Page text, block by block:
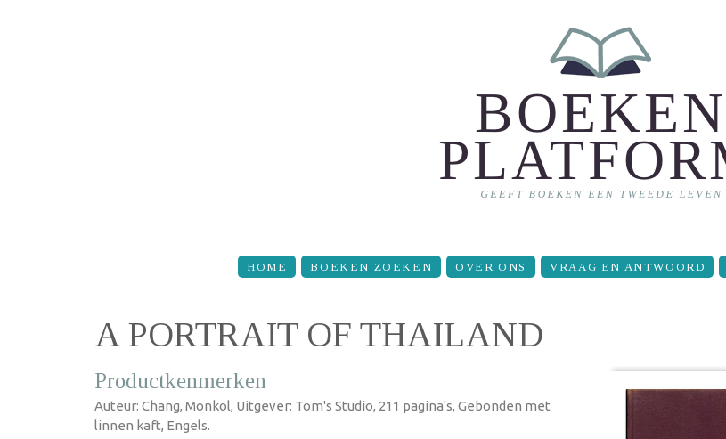
HOME BOEKEN ZOEKEN OVER ONS VRAAG EN ANTWOORD
A PORTRAIT OF THAILAND
Productkenmerken
Auteur: Chang, Monkol, Uitgever: Tom's Studio, 211 pagina's, Gebonden met
linnen kaft, Engels.